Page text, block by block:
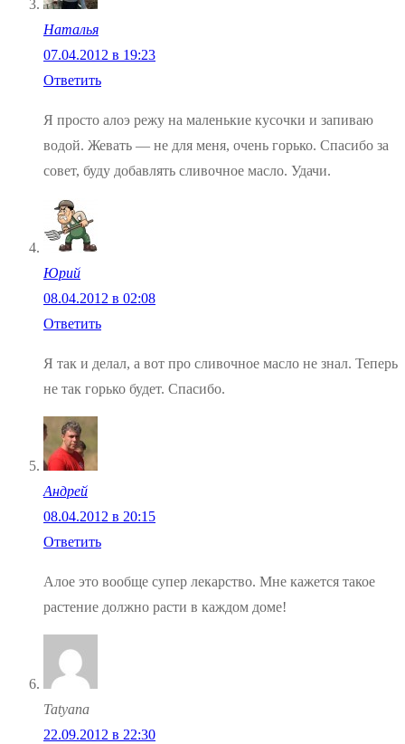
Наталья
07.04.2012 в 19:23
Ответить
Я просто алоэ режу на маленькие кусочки и запиваю
водой. Жевать — не для меня, очень горько. Спасибо за
совет, буду добавлять сливочное масло. Удачи.
Юрий
08.04.2012 в 02:08
Ответить
Я так и делал, а вот про сливочное масло не знал. Теперь
не так горько будет. Спасибо.
Андрей
08.04.2012 в 20:15
Ответить
Алое это вообще супер лекарство. Мне кажется такое
растение должно расти в каждом доме!
Tatyana
22.09.2012 в 22:30